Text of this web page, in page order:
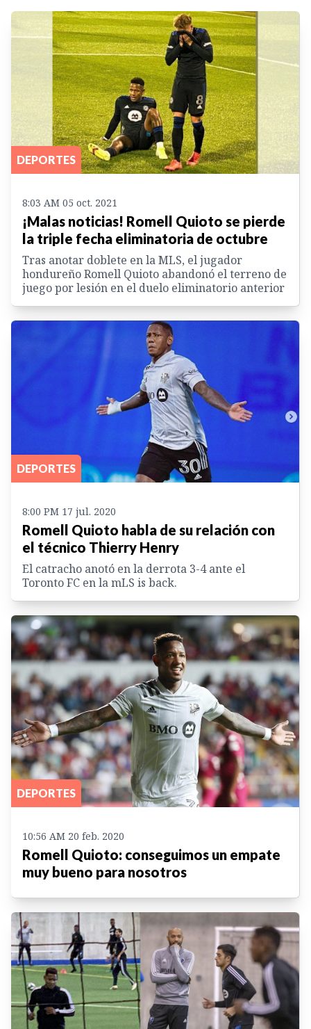
DEPORTES
8:03 AM 05 oct. 2021
¡Malas noticias! Romell Quioto se pierde
la triple fecha eliminatoria de octubre
Tras anotar doblete en la MLS, el jugador
hondureño Romell Quioto abandonó el terreno de
juego por lesión en el duelo eliminatorio anterior
DEPORTES
8:00 PM 17 jul. 2020
Romell Quioto habla de su relación con
el técnico Thierry Henry
El catracho anotó en la derrota 3-4 ante el
Toronto FC en la mLS is back.
DEPORTES
10:56 AM 20 feb. 2020
Romell Quioto: conseguimos un empate
muy bueno para nosotros